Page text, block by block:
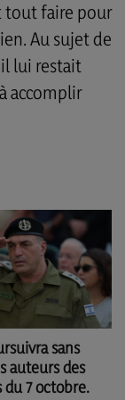
tout faire pour
Au sujet de
lui restait
accomplir
sans
auteurs des
du 7 octobre.